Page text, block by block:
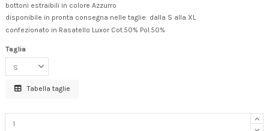
bottoni estraibili in colore Azzurro
disponibile in pronta consegna nelle taglie: dalla S alla XL
confezionato in Rasatello Luxor Cot.50% Pol.50%
Taglia
Tabella taglie